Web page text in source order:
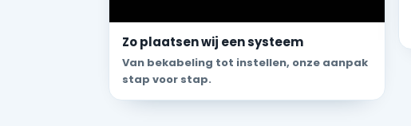
Zo plaatsen wij een systeem
Van bekabeling tot instellen, onze aanpak
stap voor stap.